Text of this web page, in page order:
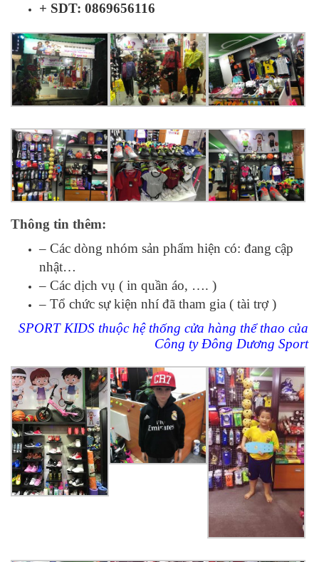
+ SDT: 0869656116
Thông tin thêm:
– Các dòng nhóm sản phẩm hiện có: đang cập
nhật…
– Các dịch vụ ( in quần áo, …. )
– Tổ chức sự kiện nhí đã tham gia ( tài trợ )
SPORT KIDS thuộc hệ thống cửa hàng thể thao của
Công ty Đông Dương Sport